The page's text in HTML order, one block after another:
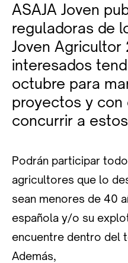
ASAJA Joven
reguladoras de
Joven Agricultor
interesados
octubre para
proyectos y con
concurrir a
Podrán participar
agricultores que lo
sean menores de 40
española y/o su
encuentre dentro del
Además,